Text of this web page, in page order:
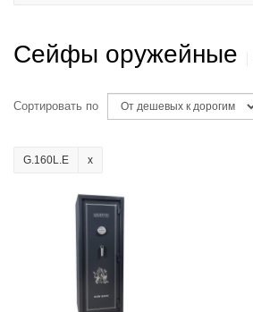
Сейфы оружейные
Сортировать по
G.160L.E